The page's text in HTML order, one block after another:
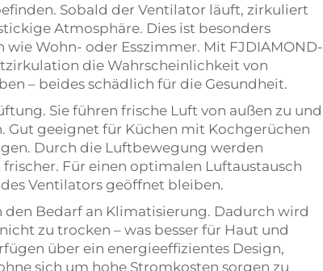
Sobald der Ventilator läuft, zirkuliert
Atmosphäre. Dies ist besonders
Wohn- oder Esszimmer. Mit FJDIAMOND-
die Wahrscheinlichkeit von
– beides schädlich für die Gesundheit.
Sie führen frische Luft von außen zu und
Gut geeignet für Küchen mit Kochgerüchen
Durch die Luftbewegung werden
Für einen optimalen Luftaustausch
Ventilators geöffnet bleiben.
Bedarf an Klimatisierung. Dadurch wird
zu trocken – was besser für Haut und
über ein energieeffizientes Design,
sich um hohe Stromkosten sorgen zu